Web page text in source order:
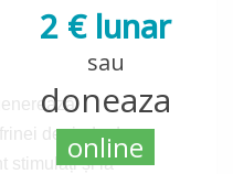
2 € lunar
sau
doneaza
online
depinde de
stimulați și la